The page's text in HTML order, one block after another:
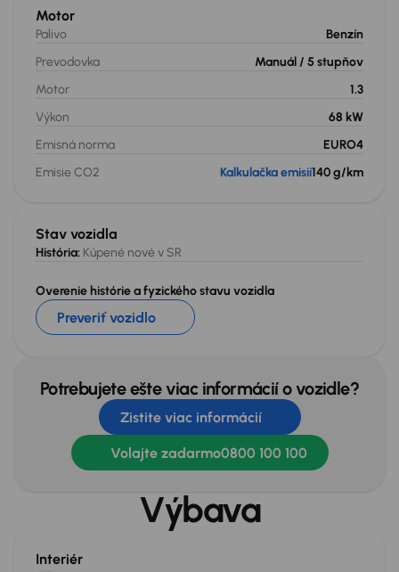
Stav vozidla
História: Kúpené nové v SR
Overenie histórie a fyzického stavu vozidla
Preveriť vozidlo
Motor
Palivo
Benzín
Prevodovka
Manuál / 5 stupňov
Motor
1.3
Výkon
68 kW
Emisná norma
EURO4
Emisie CO2
Kalkulačka emisií140 g/km
Potrebujete ešte viac informácií o vozidle?
Zistite viac informácií
Volajte zadarmo0800 100 100
Výbava
Interiér